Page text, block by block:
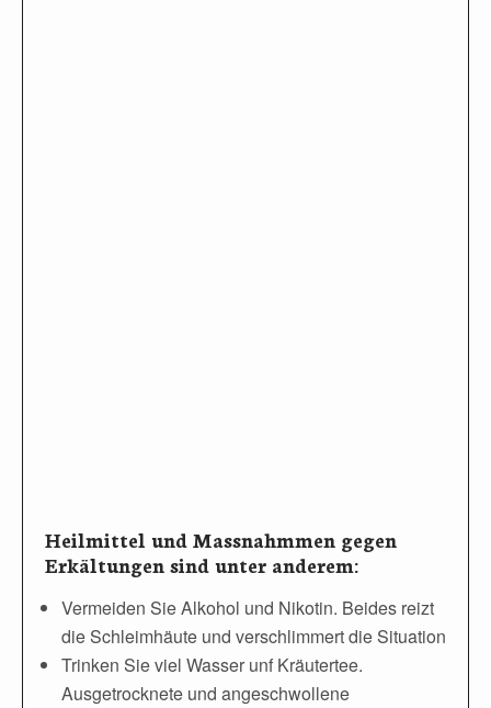
Heilmittel und Massnahmmen gegen
Erkältungen sind unter anderem:
Vermeiden Sie Alkohol und Nikotin. Beides reizt
die Schleimhäute und verschlimmert die Situation
Trinken Sie viel Wasser unf Kräutertee.
Ausgetrocknete und angeschwollene